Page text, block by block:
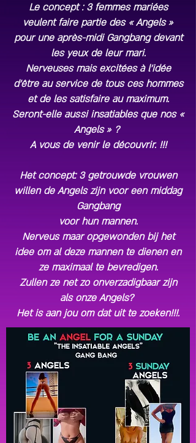
Le concept : 3 femmes mariées
veulent faire partie des « Angels »
pour une après-midi Gangbang devant
les yeux de leur mari.
Nerveuses mais excitées à l’idée
d’être au service de tous ces hommes
et de les satisfaire au maximum.
Seront-elle aussi insatiables que nos «
Angels » ?
A vous de venir le découvrir. !!!
Het concept: 3 getrouwde vrouwen
willen de Angels zijn voor een middag
Gangbang
voor hun mannen.
Nerveus maar opgewonden bij het
idee om al deze mannen te dienen en
ze maximaal te bevredigen.
Zullen ze net zo onverzadigbaar zijn
als onze Angels?
Het is aan jou om dat uit te zoeken!!!.